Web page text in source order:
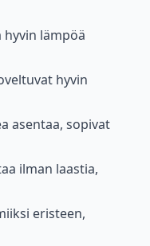
hyvin lämpöä
hyvin
asentaa, sopivat
ilman laastia,
eristeen,